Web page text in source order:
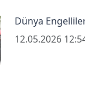
Dünya
12.05.2026